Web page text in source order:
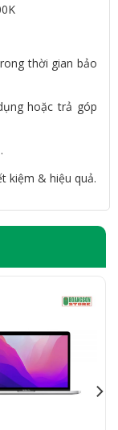
thời gian bảo
hoặc trả góp
kiệm & hiệu quả.